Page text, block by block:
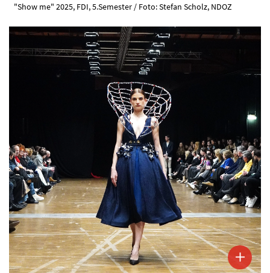
"Show me" 2025, FDI, 5.Semester / Foto: Stefan Scholz, NDOZ